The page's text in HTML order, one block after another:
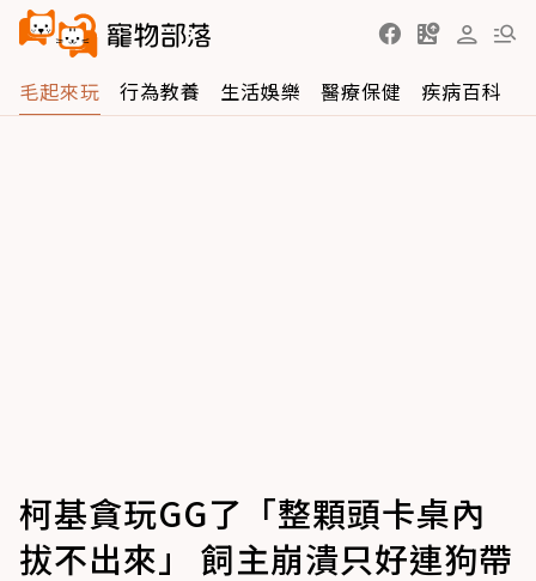
毛起來玩 行為教養 生活娛樂 醫療保健 疾病百科
柯基貪玩GG了「整顆頭卡桌內
拔不出來」 飼主崩潰只好連狗帶